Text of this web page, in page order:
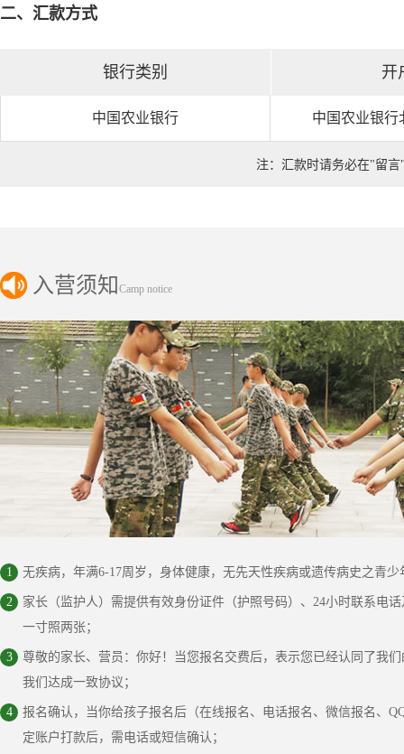
二、汇款方式
银行类别 开
中国农业银行 中国农业银行
注：汇款时请务必在"留
入营须知 Camp notice
1 无疾病，年满6-17周岁，身体健康，无先天性疾病或遗传病史之青
2
家长（监护人）需提供有效身份证件（护照号码）、24小时联系电
一寸照两张；
3
尊敬的家长、营员：你好！当您报名交费后，表示您已经认同了我
我们达成一致协议；
4
报名确认，当你给孩子报名后（在线报名、电话报名、微信报名、
定账户打款后，需电话或短信确认；